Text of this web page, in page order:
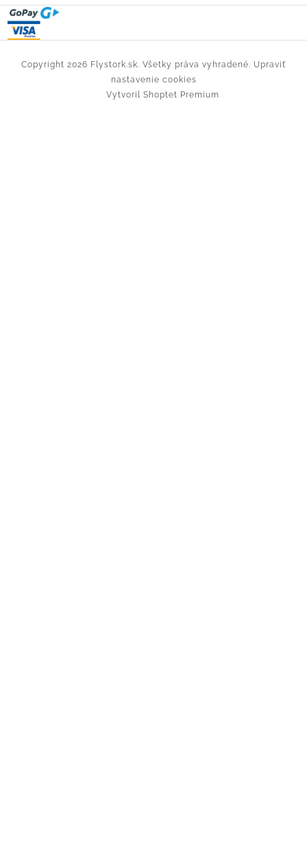
Reklamacia a vrátení tovaru
Zásady ochrany osobních údajov
Vytvoril Shoptet Premium
Copyright 2026 Flystork.sk . Všetky práva vyhradené. Upraviť
nastavenie cookies